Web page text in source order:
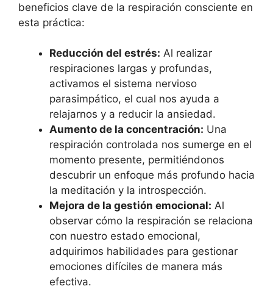
beneficios clave de la respiración consciente en
esta práctica:
Reducción del estrés: Al realizar
respiraciones largas y profundas,
activamos el sistema nervioso
parasimpático, el cual nos ayuda a
relajarnos y a reducir la ansiedad.
Aumento de la concentración: Una
respiración controlada nos sumerge en el
momento presente, permitiéndonos
descubrir un enfoque más profundo hacia
la meditación y la introspección.
Mejora de la gestión emocional: Al
observar cómo la respiración se relaciona
con nuestro estado emocional,
adquirimos habilidades para gestionar
emociones difíciles de manera más
efectiva.